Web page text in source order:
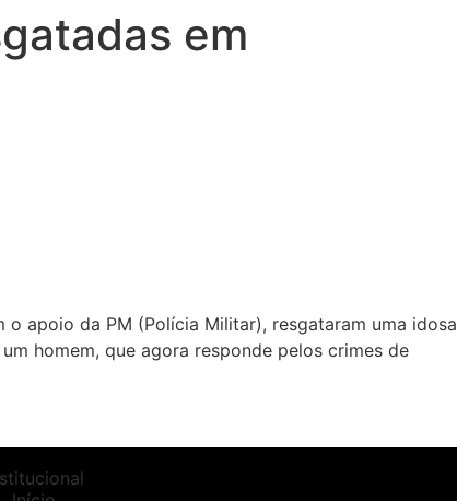
em
apoio da PM (Polícia Militar), resgataram uma idosa
homem, que agora responde pelos crimes de